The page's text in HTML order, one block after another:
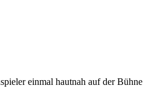
einmal hautnah auf der Bühne